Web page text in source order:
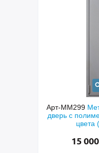
Арт-ММ265
дверь с
синим
48 500